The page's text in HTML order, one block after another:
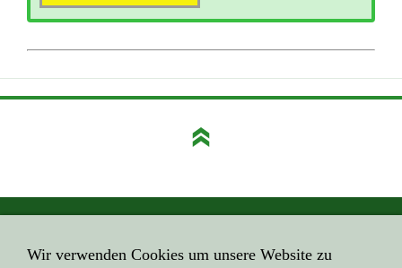
Impressum
Wir verwenden Cookies um unsere Website zu